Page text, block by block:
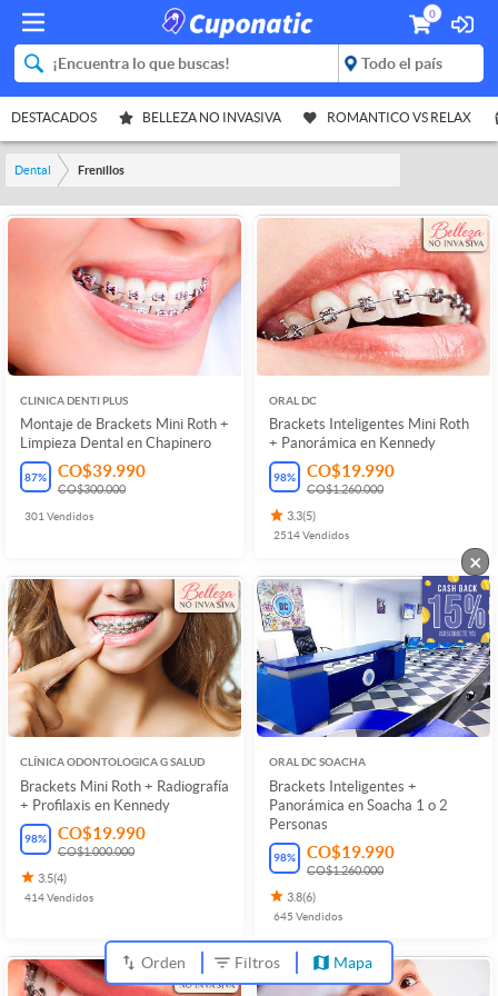
0
DESTACADOS BELLEZA NO INVASIVA ROMANTICO VS RELAX
Dental Frenillos
CLINICA DENTI PLUS
Montaje de Brackets Mini Roth +
Limpieza Dental en Chapinero
87% CO$39.990
CO$300.000
301 Vendidos
ORAL DC
Brackets Inteligentes Mini Roth
+ Panorámica en Kennedy
98% CO$19.990
CO$1.260.000
3.3(5)
2514Vendidos
CLÍNICA ODONTOLOGICA G SALUD
Brackets Mini Roth + Radiografía
+ Profilaxis en Kennedy
98% CO$19.990
CO$1.000.000
3.5(4)
414Vendidos
ORAL DC SOACHA
Brackets Inteligentes +
Panorámica en Soacha 1 o 2
Personas
98% CO$19.990
CO$1.260.000
3.8(6)
645 Vendidos
Orden Filtros Mapa
×